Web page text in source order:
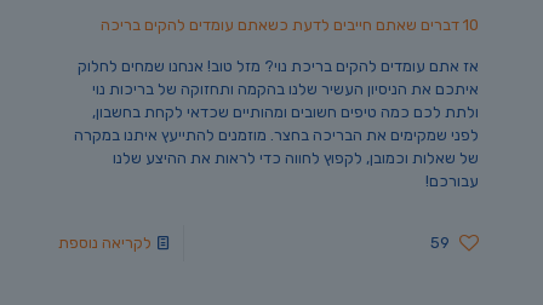
10 דברים שאתם חייבים לדעת כשאתם עומדים להקים בריכה
אז אתם עומדים להקים בריכת נוי? מזל טוב! אנחנו שמחים לחלוק
איתכם את הניסיון העשיר שלנו בהקמה ותחזוקה של בריכות נוי
ולתת לכם כמה טיפים חשובים ומהותיים שכדאי לקחת בחשבון,
לפני שמקימים את הבריכה בחצר. מוזמנים להתייעץ איתנו במקרה
של שאלות וכמובן, לקפוץ לחווה כדי לראות את ההיצע שלנו
עבורכם!
59 לקריאה נוספת